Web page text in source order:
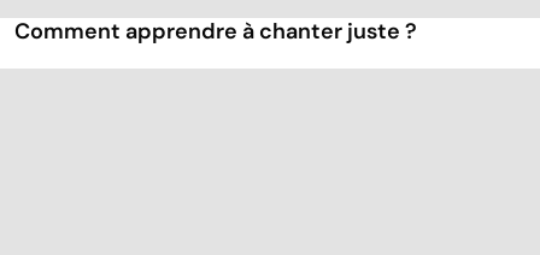
Comment apprendre à chanter juste ?